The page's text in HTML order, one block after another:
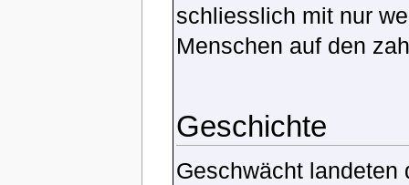
schliesslich mit nur
Menschen auf den
Geschichte
Geschwächt landeten